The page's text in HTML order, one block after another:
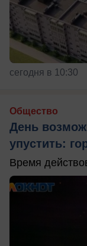
сегодня в 10:30
Общество
День
упустить:
Время